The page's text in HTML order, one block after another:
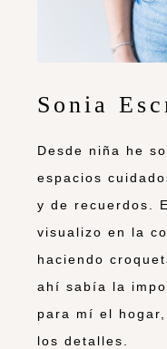
Sonia
Desde niña he
espacios
y de recuerdos.
visualizo en la
haciendo
ahí sabía la
para mí el
los detalles.